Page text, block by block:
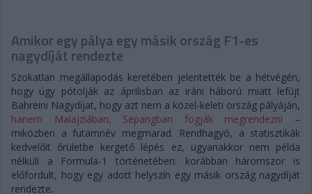
Amikor egy pálya egy másik ország F1-es
nagydíját rendezte
Szokatlan megállapodás keretében jelentették be a hétvégén,
hogy úgy pótolják az áprilisban az iráni háború miatt lefújt
Bahreini Nagydíjat, hogy azt nem a közel-keleti ország pályáján,
hanem Malajziában, Sepangban fogják megrendezni –
miközben a futamnév megmarad. Rendhagyó, a statisztikák
kedvelőit őrületbe kergető lépés ez, ugyanakkor nem példa
nélküli a Formula-1 történetében: korábban háromszor is
előfordult, hogy egy adott helyszín egy másik ország nagydíját
rendezte.